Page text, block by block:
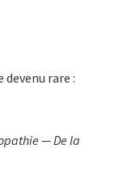
rare :
— De la